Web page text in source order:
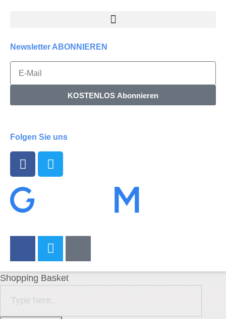
Newsletter ABONNIEREN
KOSTENLOS Abonnieren
Folgen Sie uns
Shopping Basket